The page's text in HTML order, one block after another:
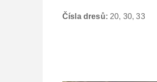
Čísla dresů: 20, 30, 33